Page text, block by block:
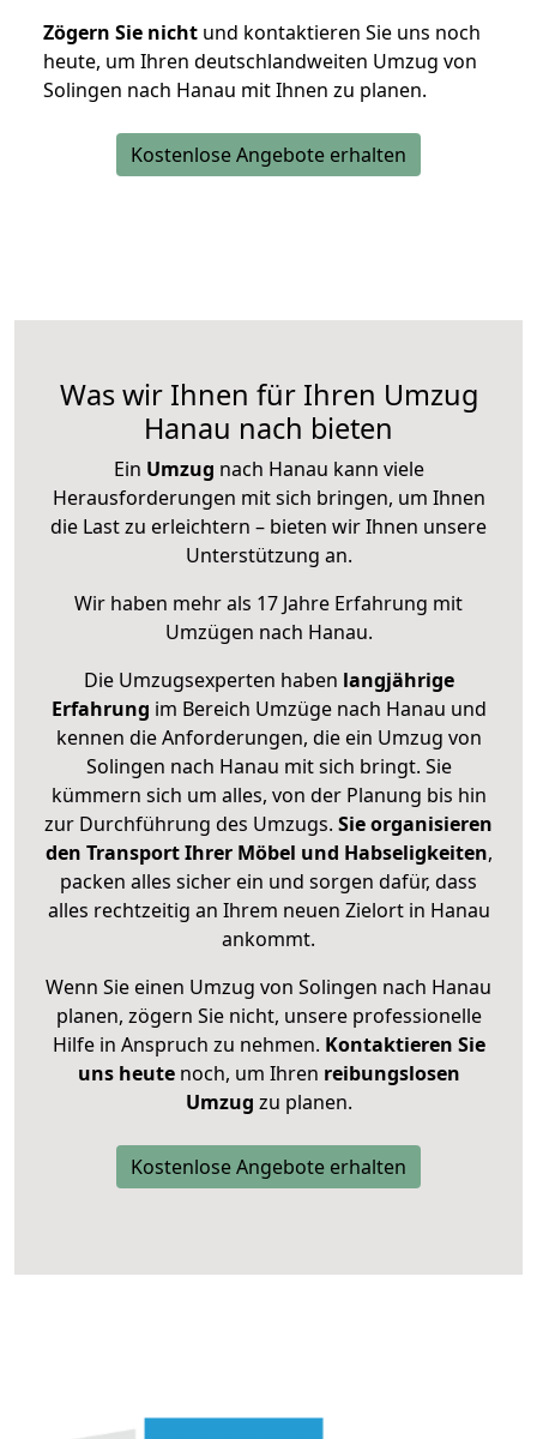
Zögern Sie nicht und kontaktieren Sie uns noch
heute, um Ihren deutschlandweiten Umzug von
Solingen nach Hanau mit Ihnen zu planen.
Kostenlose Angebote erhalten
Was wir Ihnen für Ihren Umzug
Hanau nach bieten
Ein Umzug nach Hanau kann viele
Herausforderungen mit sich bringen, um Ihnen
die Last zu erleichtern – bieten wir Ihnen unsere
Unterstützung an.
Wir haben mehr als 17 Jahre Erfahrung mit
Umzügen nach Hanau.
Die Umzugsexperten haben langjährige
Erfahrung im Bereich Umzüge nach Hanau und
kennen die Anforderungen, die ein Umzug von
Solingen nach Hanau mit sich bringt. Sie
kümmern sich um alles, von der Planung bis hin
zur Durchführung des Umzugs. Sie organisieren
den Transport Ihrer Möbel und Habseligkeiten,
packen alles sicher ein und sorgen dafür, dass
alles rechtzeitig an Ihrem neuen Zielort in Hanau
ankommt.
Wenn Sie einen Umzug von Solingen nach Hanau
planen, zögern Sie nicht, unsere professionelle
Hilfe in Anspruch zu nehmen. Kontaktieren Sie
uns heutenoch, um Ihren reibungslosen
Umzug zu planen.
Kostenlose Angebote erhalten